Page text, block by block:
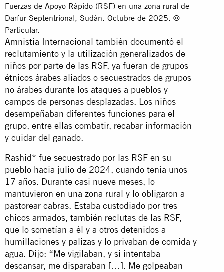
Fuerzas de Apoyo Rápido (RSF) en una zona rural de
Darfur Septentrional, Sudán. Octubre de 2025. ©
Particular.
Amnistía Internacional también documentó el
reclutamiento y la utilización generalizados de
niños por parte de las RSF, ya fueran de grupos
étnicos árabes aliados o secuestrados de grupos
no árabes durante los ataques a pueblos y
campos de personas desplazadas. Los niños
desempeñaban diferentes funciones para el
grupo, entre ellas combatir, recabar información
y cuidar del ganado.
Rashid* fue secuestrado por las RSF en su
pueblo hacia julio de 2024, cuando tenía unos
17 años. Durante casi nueve meses, lo
mantuvieron en una zona rural y lo obligaron a
pastorear cabras. Estaba custodiado por tres
chicos armados, también reclutas de las RSF,
que lo sometían a él y a otros detenidos a
humillaciones y palizas y lo privaban de comida y
agua. Dijo: “Me vigilaban, y si intentaba
descansar, me disparaban […]. Me golpeaban